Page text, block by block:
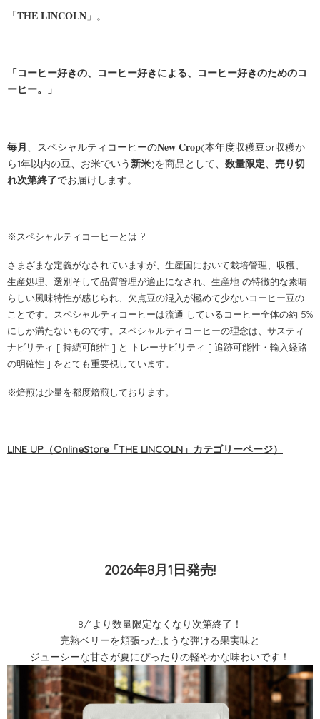
「THE LINCOLN 」。
「コーヒー好きの、コーヒー好きによる、コーヒー好きのためのコ
ーヒー。」
毎月、スペシャルティコーヒーのNew Crop(本年度収穫豆or収穫か
ら1年以内の豆、お米でいう新米)を商品として、 数量限定、 売り切
れ次第終了でお届けします。
※スペシャルティコーヒーとは ?
さまざまな定義がなされていますが、生産国において栽培管理、収穫、
生産処理、選別そして品質管理が適正になされ、生産地 の特徴的な素晴
らしい風味特性が感じられ、欠点豆の混入が極めて少ないコーヒー豆の
ことです。スペシャルティコーヒーは流通 しているコーヒー全体の約 5%
にしか満たないものです。スペシャルティコーヒーの理念は、サスティ
ナビリティ [ 持続可能性 ] と トレーサビリティ [ 追跡可能性・輸入経路
の明確性 ] をとても重要視しています。
※焙煎は少量を都度焙煎しております。
LINE UP（OnlineStore「THE LINCOLN 」カテゴリーページ）
2026年8月1日発売!
8/1より数量限定なくなり次第終了！
完熟ベリーを頬張ったような弾ける果実味と
ジューシーな甘さが夏にぴったりの軽やかな味わいです！